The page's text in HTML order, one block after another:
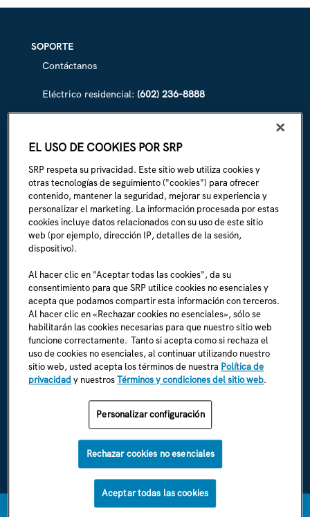
Y
ACERCA DE SRP
Biografía de la empresa
Carreras (en inglés)
Soy un empleado (en inglés)
Normas y reglamentos de SRP (en inglés)
SOPORTE
Contáctanos
Eléctrico residencial: (602) 236-8888
Irrigación de SRP:(602) 236-3333
La Línea:(602) 236-1111
ENCUÉNTRANOS EN
Política de privacidad de SRP
Términos y condiciones de la página web de SRP
EL USO DE COOKIES POR SRP
SRP respeta su privacidad. Este sitio web utiliza cookies y
otras tecnologías de seguimiento ("cookies") para ofrecer
contenido, mantener la seguridad, mejorar su experiencia y
personalizar el marketing. La información procesada por estas
cookies incluye datos relacionados con su uso de este sitio
web (por ejemplo, dirección IP, detalles de la sesión,
dispositivo).
Al hacer clic en "Aceptar todas las cookies", da su
consentimiento para que SRP utilice cookies no esenciales y
acepta que podamos compartir esta información con terceros.
Al hacer clic en «Rechazar cookies no esenciales», sólo se
habilitarán las cookies necesarias para que nuestro sitio web
funcione correctamente. Tanto si acepta como si rechaza el
uso de cookies no esenciales, al continuar utilizando nuestro
sitio web, usted acepta los términos de nuestra Política de
privacidad y nuestrosTérminos y condiciones del sitio web.
Personalizar configuración
Rechazar cookies no esenciales
Aceptar todas las cookies